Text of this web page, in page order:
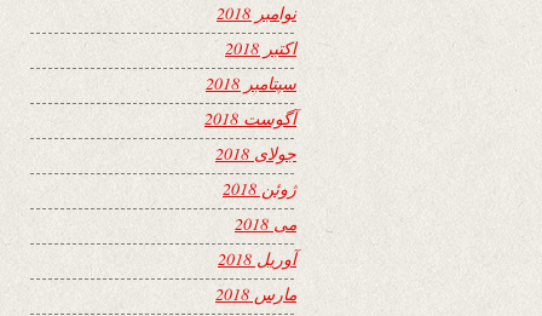
نوامبر 2018
اکتبر 2018
سپتامبر 2018
آگوست 2018
جولای 2018
ژوئن 2018
می 2018
آوریل 2018
مارس 2018